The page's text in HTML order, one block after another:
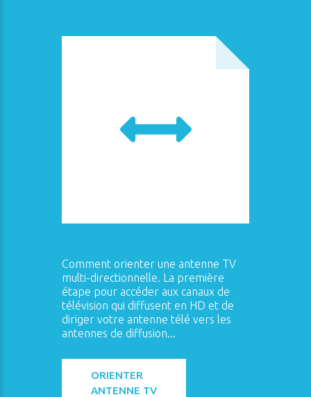
Comment orienter une antenne TV
multi-directionnelle. La première
étape pour accéder aux canaux de
télévision qui diffusent en HD et de
diriger votre antenne télé vers les
antennes de diffusion...
ORIENTER
ANTENNE TV